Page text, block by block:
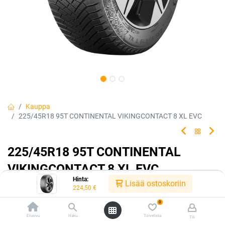
Hinta:
224,50 € Lisää ostoskoriin
Etusivu Haku
0
Toivelista Tili
Kauppa
225/45R18 95T CONTINENTAL VIKINGCONTACT 8 XL EVC
225/45R18 95T CONTINENTAL
VIKINGCONTACT 8 XL EVC
4019238088441 Tuotekoodi: 228240
224,50€